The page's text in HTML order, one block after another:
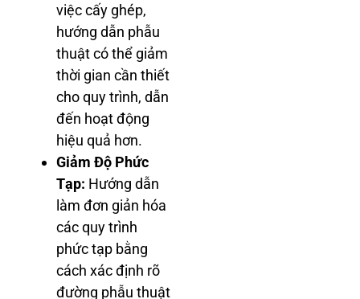
việc cấy ghép,
hướng dẫn phẫu
thuật có thể giảm
thời gian cần thiết
cho quy trình, dẫn
đến hoạt động
hiệu quả hơn.
Giảm Độ Phức
Tạp: Hướng dẫn
làm đơn giản hóa
các quy trình
phức tạp bằng
cách xác định rõ
đường phẫu thuật